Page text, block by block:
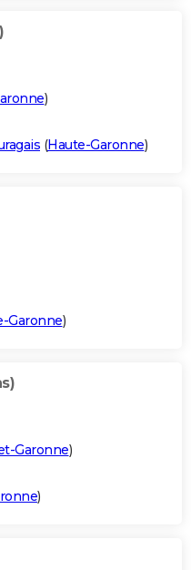
)
(Haute-Garonne)
Garonne)
Garonne)
)